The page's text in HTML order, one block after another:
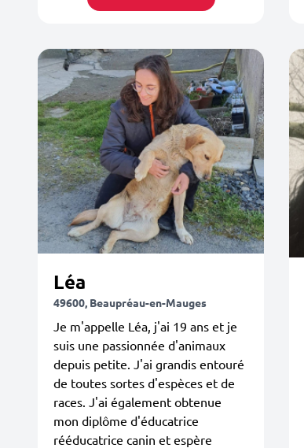
Léa
49600, Beaupréau-en-Mauges
Je m'appelle Léa, j'ai 19 ans et je
suis une passionnée d'animaux
depuis petite. J'ai grandis entouré
de toutes sortes d'espèces et de
races. J'ai également obtenue
mon diplôme d'éducatrice
rééducatrice canin et espère